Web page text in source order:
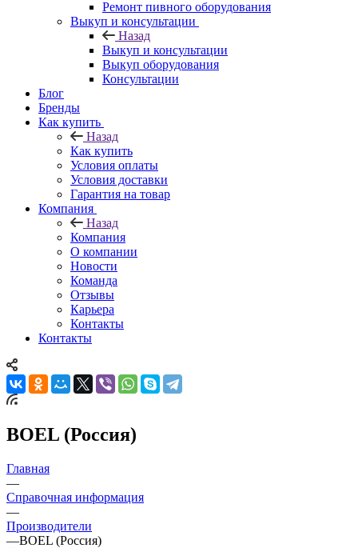
Ремонт пивного оборудования
Выкуп и консультации
Назад
Выкуп и консультации
Выкуп оборудования
Консультации
Блог
Бренды
Как купить
Назад
Как купить
Условия оплаты
Условия доставки
Гарантия на товар
Компания
Назад
Компания
О компании
Новости
Команда
Отзывы
Карьера
Контакты
Контакты
BOEL (Россия)
Главная
—
Справочная информация
—
Производители
—BOEL (Россия)